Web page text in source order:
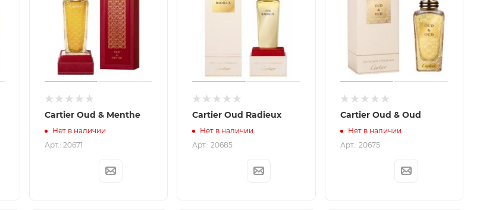
Cartier Oud & Menthe
Нет в наличии
Арт.: 20671
Cartier Oud Radieux
Нет в наличии
Арт.: 20685
Cartier Oud & Oud
Нет в наличии
Арт.: 20675